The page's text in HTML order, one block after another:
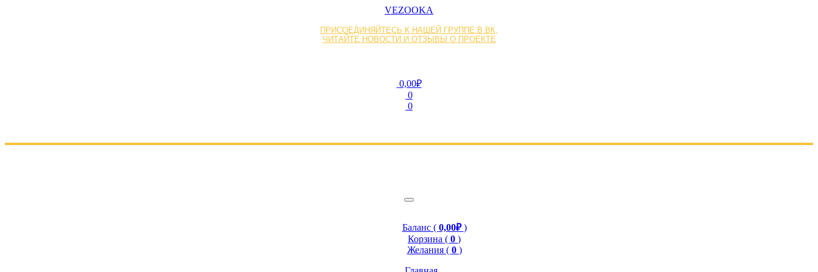
VEZOOKA
ПРИСОЕДИНЯЙТЕСЬ К НАШЕЙ ГРУППЕ В ВК,
ЧИТАЙТЕ НОВОСТИ И ОТЗЫВЫ О ПРОЕКТЕ
0,00₽
0
0
Баланс ( 0,00₽)
Корзина ( 0 )
Желания ( 0 )